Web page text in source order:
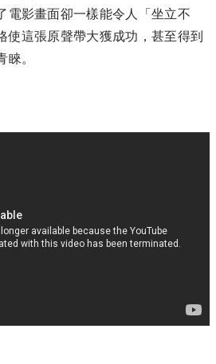
電影畫面卻一樣能令人「坐立不
使這張原聲帶大獲成功，甚至得到
。